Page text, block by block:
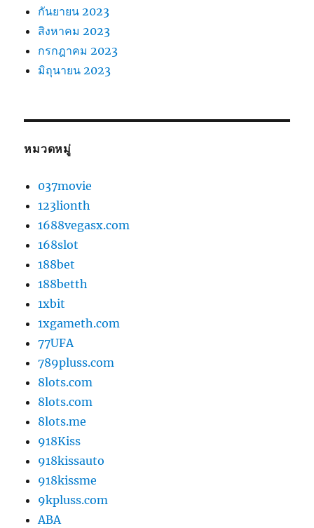
กันยายน 2023
สิงหาคม 2023
กรกฎาคม 2023
มิถุนายน 2023
หมวดหมู่
037movie
123lionth
1688vegasx.com
168slot
188bet
188betth
1xbit
1xgameth.com
77UFA
789pluss.com
8lots.com
8lots.com
8lots.me
918Kiss
918kissauto
918kissme
9kpluss.com
ABA